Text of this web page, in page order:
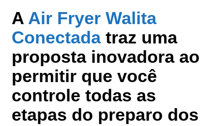
A Air Fryer Walita
Conectadatraz uma
proposta inovadora ao
permitir que você
controle todas as
etapas do preparo dos